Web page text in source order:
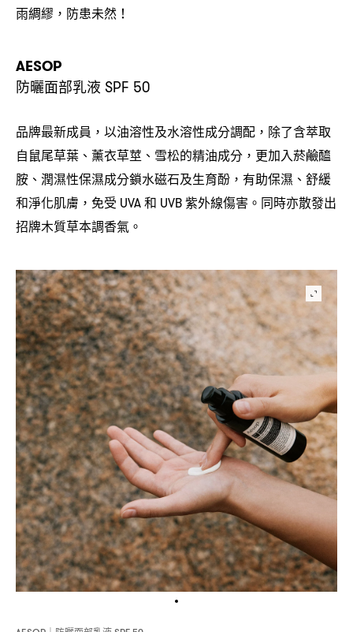
雨綢繆 ， 防患未然 ！
AESOP
防曬面部乳液 SPF 50
品牌最新成員 ， 以油溶性及水溶性成分調配 ， 除了含萃取
自鼠尾草葉、薰衣草莖、雪松的精油成分 ， 更加入菸鹼醯
胺、潤濕性保濕成分鎖水磁石及生育酚 ， 有助保濕、舒緩
和淨化肌膚 ， 免受 UVA和 UVB紫外線傷害。同時亦散發出
招牌木質草本調香氣。